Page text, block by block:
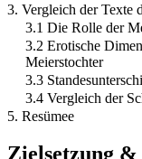
3. Vergleich der Texte
3.1 Die Rolle der
3.2 Erotische
Meierstochter
3.3
3.4 Vergleich der
5. Resümee
Zielsetzung &